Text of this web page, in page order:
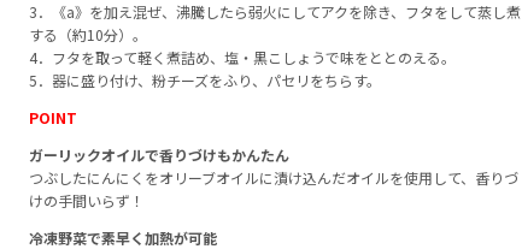
3．《a》を加え混ぜ、沸騰したら弱火にしてアクを除き、フタをして蒸し煮
する（約10分）。
4．フタを取って軽く煮詰め、塩・黒こしょうで味をととのえる。
5．器に盛り付け、粉チーズをふり、パセリをちらす。
POINT
ガーリックオイルで香りづけもかんたん
つぶしたにんにくをオリーブオイルに漬け込んだオイルを使用して、香りづ
けの手間いらず！
冷凍野菜で素早く加熱が可能